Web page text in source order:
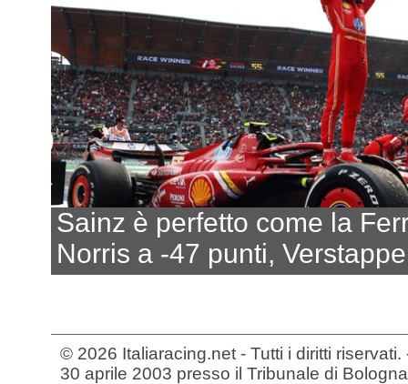
Sainz è perfetto come la
Norris a -47 punti,
© 2026 Italiaracing.net - Tutti i diritti
30 aprile 2003 presso il Tribunale di Bologna